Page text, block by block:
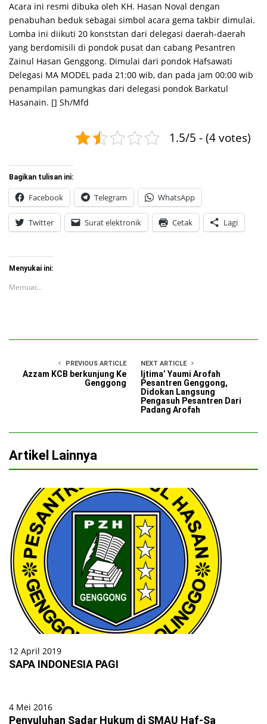
Acara ini resmi dibuka oleh KH. Hasan Noval dengan
penabuhan beduk sebagai simbol acara gema takbir dimulai.
Lomba ini diikuti 20 konststan dari delegasi daerah-daerah
yang berdomisili di pondok pusat dan cabang Pesantren
Zainul Hasan Genggong. Dimulai dari pondok Hafsawati
Delegasi MA MODEL pada 21:00 wib, dan pada jam 00:00 wib
penampilan pamungkas dari delegasi pondok Barkatul
Hasanain. [] Sh/Mfd
1.5/5 - (4 votes)
Bagikan tulisan ini:
Facebook Telegram WhatsApp
Twitter Surat elektronik Cetak Lagi
Menyukai ini:
Memuat...
PREVIOUS ARTICLE
Azzam KCB berkunjung Ke
Genggong
NEXT ARTICLE
Ijtima’ Yaumi Arofah
Pesantren Genggong,
Didokan Langsung
Pengasuh Pesantren Dari
Padang Arofah
Artikel Lainnya
12 April 2019
SAPA INDONESIA PAGI
4 Mei 2016
Penyuluhan Sadar Hukum di SMAU Haf-Sa